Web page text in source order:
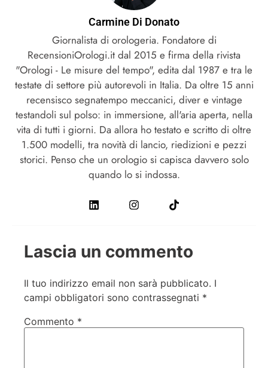
Carmine Di Donato
Giornalista di orologeria. Fondatore di
RecensioniOrologi.it dal 2015 e firma della rivista
"Orologi - Le misure del tempo", edita dal 1987 e tra le
testate di settore più autorevoli in Italia. Da oltre 15 anni
recensisco segnatempo meccanici, diver e vintage
testandoli sul polso: in immersione, all'aria aperta, nella
vita di tutti i giorni. Da allora ho testato e scritto di oltre
1.500 modelli, tra novità di lancio, riedizioni e pezzi
storici. Penso che un orologio si capisca davvero solo
quando lo si indossa.
Lascia un commento
Il tuo indirizzo email non sarà pubblicato. I
campi obbligatori sono contrassegnati *
Commento *